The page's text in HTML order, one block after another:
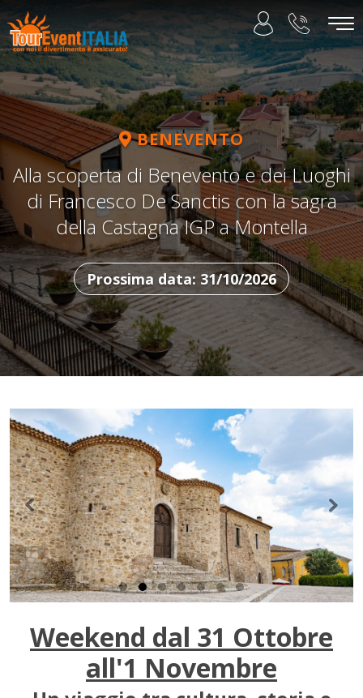
BENEVENTO
Alla scoperta di Benevento e dei Luoghi
di Francesco De Sanctis con la sagra
della Castagna IGP a Montella
Prossima data: 31/10/2026
Weekend dal 31 Ottobre
all'1 Novembre